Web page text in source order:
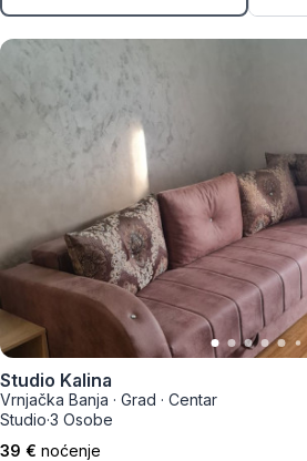
Studio Kalina
Vrnjačka Banja · Grad · Centar
Studio·3 Osobe
39 € noćenje